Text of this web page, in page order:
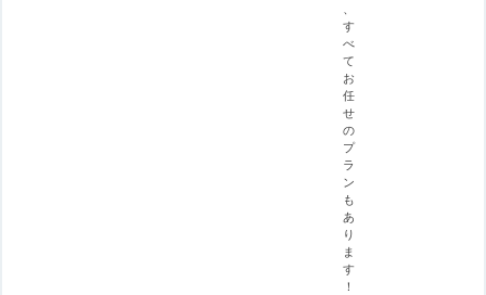
す
べ
て
お
任
せ
の
プ
ラ
ン
も
あ
り
ま
す
！